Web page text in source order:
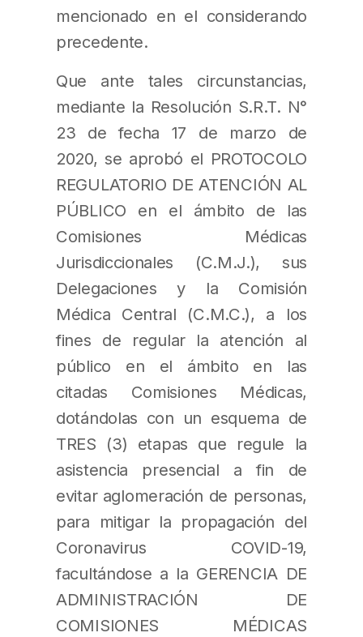
mencionado en el considerando
precedente.
Que ante tales circunstancias,
mediante la Resolución S.R.T. N°
23 de fecha 17 de marzo de
2020, se aprobó el PROTOCOLO
REGULATORIO DE ATENCIÓN AL
PÚBLICO en el ámbito de las
Comisiones Médicas
Jurisdiccionales (C.M.J.), sus
Delegaciones y la Comisión
Médica Central (C.M.C.), a los
fines de regular la atención al
público en el ámbito en las
citadas Comisiones Médicas,
dotándolas con un esquema de
TRES (3) etapas que regule la
asistencia presencial a fin de
evitar aglomeración de personas,
para mitigar la propagación del
Coronavirus COVID-19,
facultándose a la GERENCIA DE
ADMINISTRACIÓN DE
COMISIONES MÉDICAS